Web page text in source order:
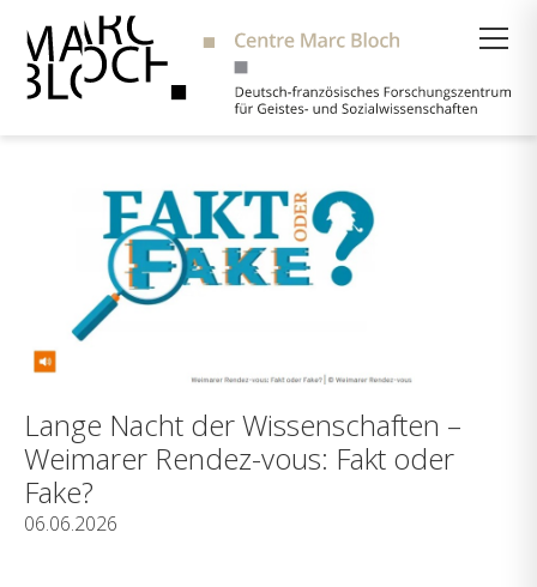
Lange Nacht der Wissenschaften –
Weimarer Rendez-vous: Fakt oder
Fake?
06.06.2026